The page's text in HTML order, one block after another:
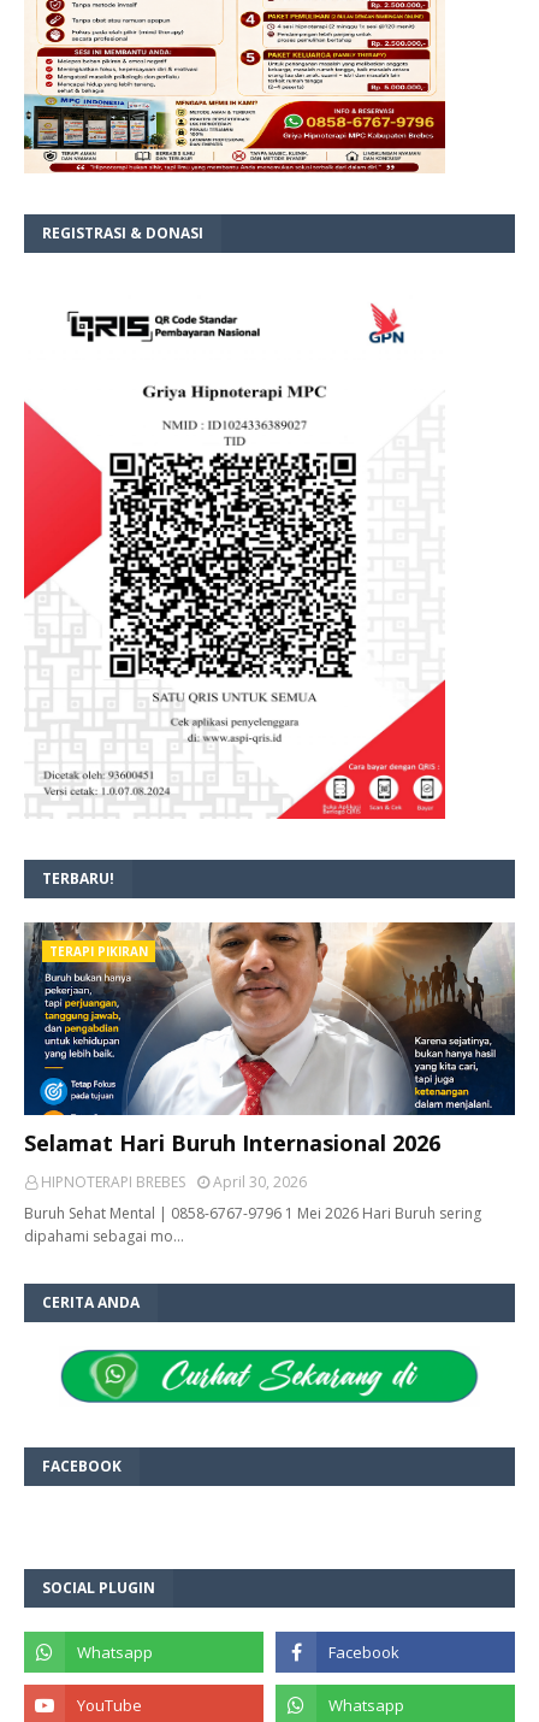
REGISTRASI & DONASI
TERBARU!
TERAPI PIKIRAN
Selamat Hari Buruh Internasional 2026
HIPNOTERAPI BREBES
April 30, 2026
Buruh Sehat Mental | 0858-6767-9796 1 Mei 2026 Hari Buruh sering
dipahami sebagai mo…
CERITA ANDA
FACEBOOK
SOCIAL PLUGIN